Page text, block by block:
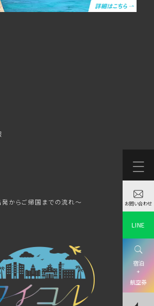
からご帰国までの流れ～ お問い合わせ
LINE
宿泊
+
航空券